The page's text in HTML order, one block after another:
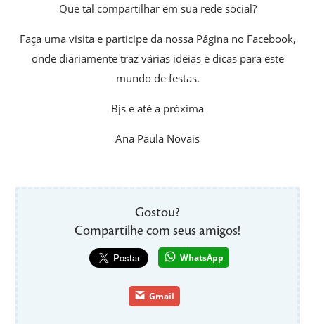
Que tal compartilhar em sua rede social?
Faça uma visita e participe da nossa Página no Facebook,
onde diariamente traz várias ideias e dicas para este
mundo de festas.
Bjs e até a próxima
Ana Paula Novais
Gostou?
Compartilhe com seus amigos!
WhatsApp
Gmail